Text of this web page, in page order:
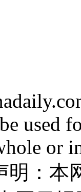
used
or
明：